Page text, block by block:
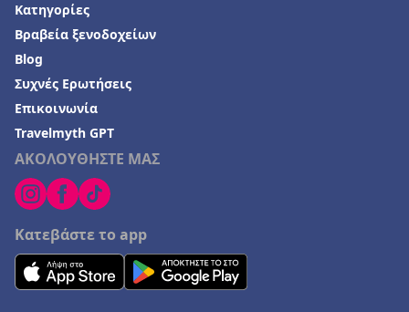
ΑΚΟΛΟΥΘΗΣΤΕ ΜΑΣ
Κατεβάστε το app
Κατηγορίες
Βραβεία ξενοδοχείων
Blog
Συχνές Ερωτήσεις
Επικοινωνία
Travelmyth GPT